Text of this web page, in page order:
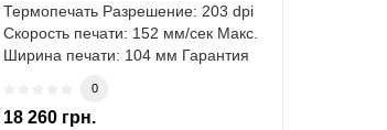
Термопечать Разрешение: 203 dpi
Скорость печати: 152 мм/сек Макс.
Ширина печати: 104 мм Гарантия
0
18 260 грн.